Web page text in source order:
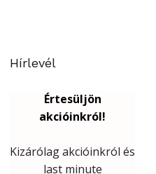
Hírlevél